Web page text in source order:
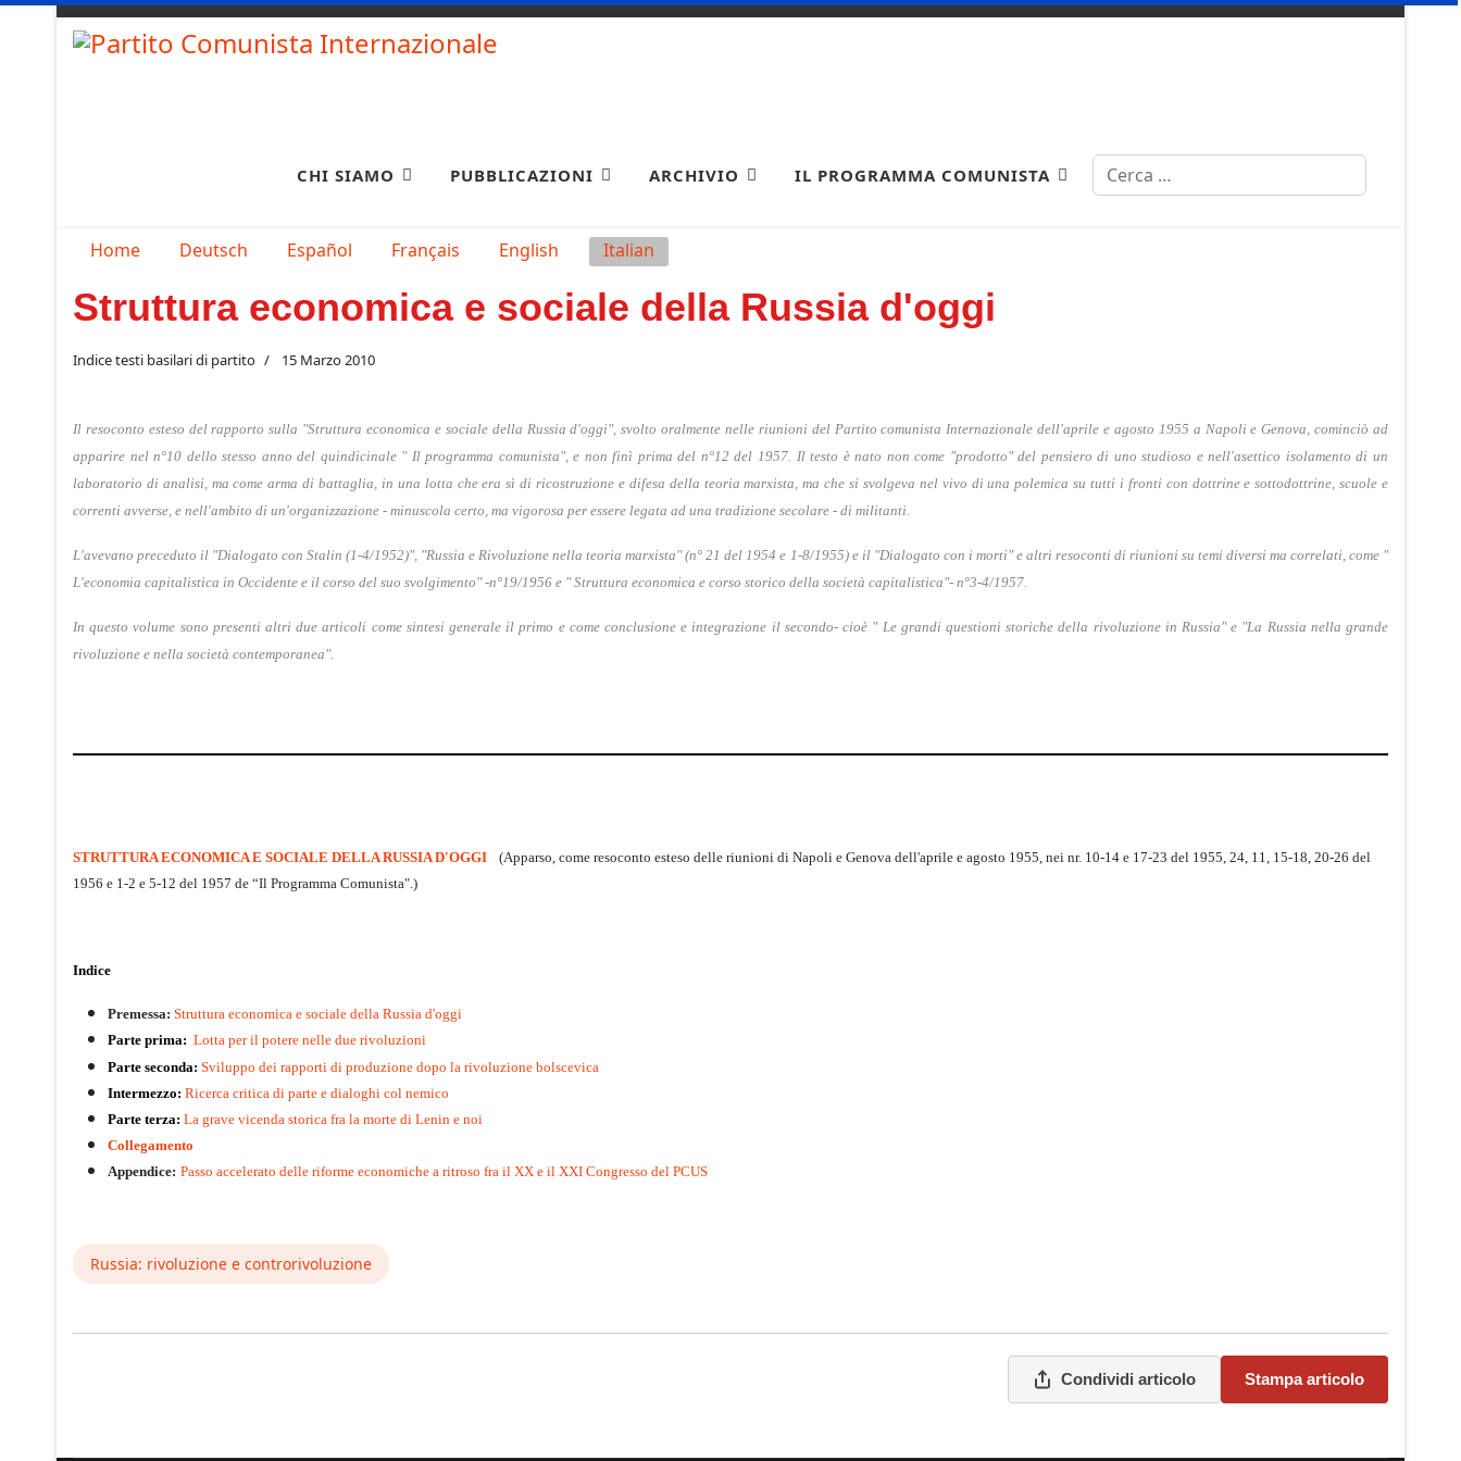
CHI SIAMO PUBBLICAZIONI ARCHIVIO IL PROGRAMMA COMUNISTA Cerca
Seleziona la tua lingua
Home Deutsch Español Français English Italian
Struttura economica e sociale della Russia d'oggi
Indice testi basilari di partito 15 Marzo 2010
Il resoconto esteso del rapporto sulla "Struttura economica e sociale della Russia d'oggi", svolto oralmente nelle riunioni del Partito comunista Internazionale dell'aprile e agosto 1955 a Napoli e Genova, cominciò ad
apparire nel n°10 dello stesso anno del quindicinale " Il programma comunista", e non finì prima del n°12 del 1957. Il testo è nato non come "prodotto" del pensiero di uno studioso e nell'asettico isolamento di un
laboratorio di analisi, ma come arma di battaglia, in una lotta che era sì di ricostruzione e difesa della teoria marxista, ma che si svolgeva nel vivo di una polemica su tutti i fronti con dottrine e sottodottrine, scuole e
correnti avverse, e nell'ambito di un'organizzazione - minuscola certo, ma vigorosa per essere legata ad una tradizione secolare - di militanti.
L'avevano preceduto il "Dialogato con Stalin (1-4/1952)", "Russia e Rivoluzione nella teoria marxista" (n° 21 del 1954 e 1-8/1955) e il "Dialogato con i morti" e altri resoconti di riunioni su temi diversi ma correlati, come "
L'economia capitalistica in Occidente e il corso del suo svolgimento" -n°19/1956 e " Struttura economica e corso storico della società capitalistica"- n°3-4/1957.
In questo volume sono presenti altri due articoli come sintesi generale il primo e come conclusione e integrazione il secondo- cioè " Le grandi questioni storiche della rivoluzione in Russia" e "La Russia nella grande
rivoluzione e nella società contemporanea".
STRUTTURA ECONOMICA E SOCIALE DELLA RUSSIA D'OGGI (Apparso, come resoconto esteso delle riunioni di Napoli e Genova dell'aprile e agosto 1955, nei nr. 10-14 e 17-23 del 1955, 24, 11, 15-18, 20-26 del
1956 e 1-2 e 5-12 del 1957 de “Il Programma Comunista".)
Indice
Premessa: Struttura economica e sociale della Russia d'oggi
Parte prima: Lotta per il potere nelle due rivoluzioni
Parte seconda: Sviluppo dei rapporti di produzione dopo la rivoluzione bolscevica
Intermezzo: Ricerca critica di parte e dialoghi col nemico
Parte terza: La grave vicenda storica fra la morte di Lenin e noi
Collegamento
Appendice: Passo accelerato delle riforme economiche a ritroso fra il XX e il XXI Congresso del PCUS
Russia: rivoluzione e controrivoluzione
Condividi articolo Stampa articolo